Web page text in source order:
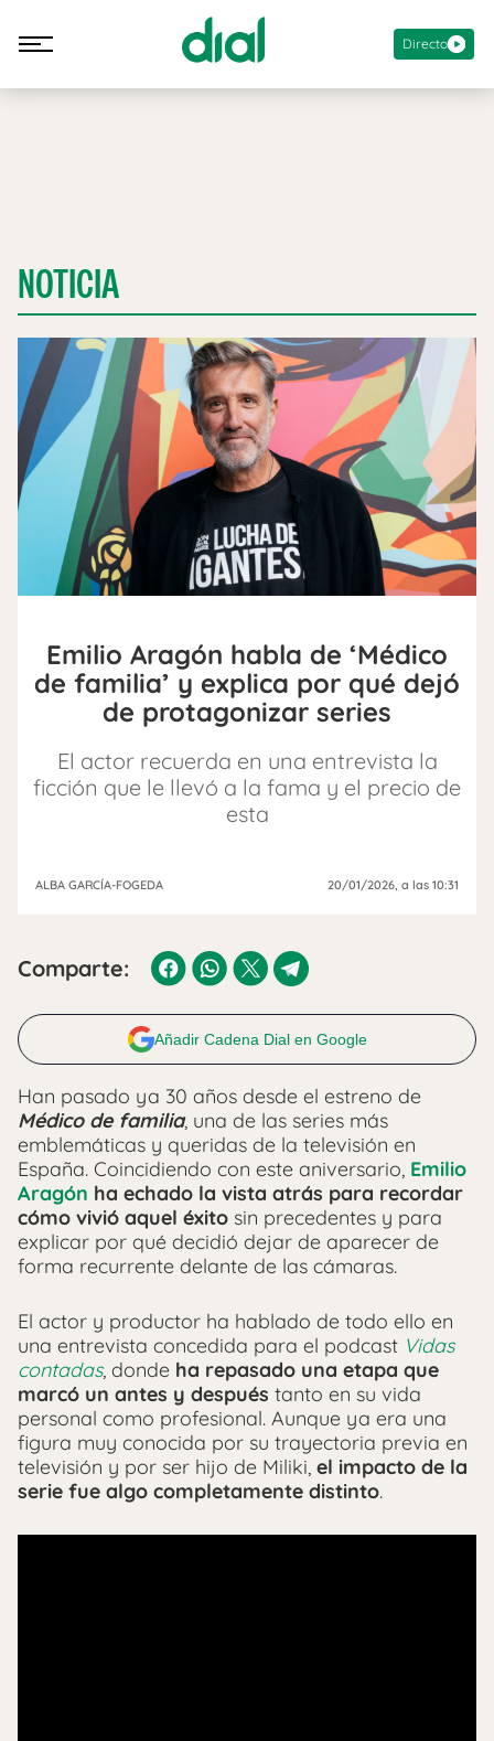
Directo
NOTICIA
Emilio Aragón habla de ‘Médico
de familia’ y explica por qué dejó
de protagonizar series
El actor recuerda en una entrevista la
ficción que le llevó a la fama y el precio de
esta
ALBA GARCÍA-FOGEDA 20/01/2026, a las 10:31
Comparte:
Añadir Cadena Dial en Google
Han pasado ya 30 años desde el estreno de
Médico de familia, una de las series más
emblemáticas y queridas de la televisión en
España. Coincidiendo con este aniversario, Emilio
Aragón ha echado la vista atrás para recordar
cómo vivió aquel éxito sin precedentes y para
explicar por qué decidió dejar de aparecer de
forma recurrente delante de las cámaras.
El actor y productor ha hablado de todo ello en
una entrevista concedida para el podcast Vidas
contadas, donde ha repasado una etapa que
marcó un antes y después tanto en su vida
personal como profesional. Aunque ya era una
figura muy conocida por su trayectoria previa en
televisión y por ser hijo de Miliki, el impacto de la
serie fue algo completamente distinto.